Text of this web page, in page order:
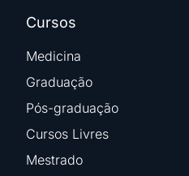
Cursos
Medicina
Graduação
Pós-graduação
Cursos Livres
Mestrado